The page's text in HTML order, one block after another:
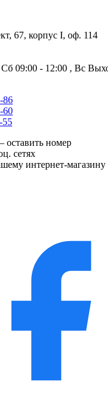
67, корпус I, оф. 114
Сб 09:00 - 12:00 , Вс
86
60
55
оставить номер
сетях
интернет-